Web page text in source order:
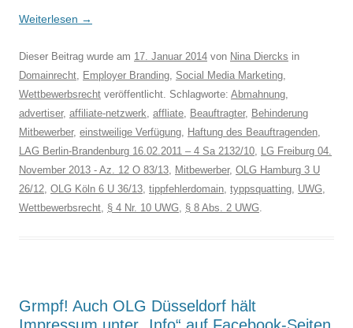
Weiterlesen →
Dieser Beitrag wurde am 17. Januar 2014 von Nina Diercks in
Domainrecht, Employer Branding, Social Media Marketing,
Wettbewerbsrecht veröffentlicht. Schlagworte: Abmahnung,
advertiser, affiliate-netzwerk, affliate, Beauftragter, Behinderung
Mitbewerber, einstweilige Verfügung, Haftung des Beauftragenden,
LAG Berlin-Brandenburg 16.02.2011 – 4 Sa 2132/10, LG Freiburg 04.
November 2013 - Az. 12 O 83/13, Mitbewerber, OLG Hamburg 3 U
26/12, OLG Köln 6 U 36/13, tippfehlerdomain, typpsquatting, UWG,
Wettbewerbsrecht, § 4 Nr. 10 UWG, § 8 Abs. 2 UWG.
Grmpf! Auch OLG Düsseldorf hält